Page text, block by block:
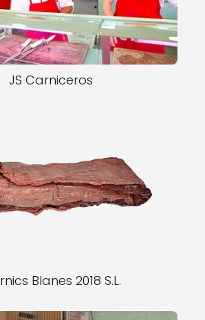
JS Carniceros
Blanes 2018 S.L.